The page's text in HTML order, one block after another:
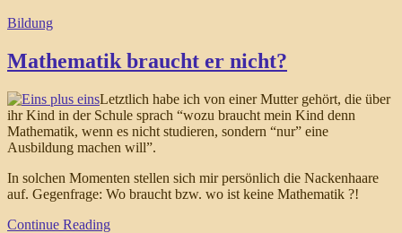
Bildung
Mathematik braucht er nicht?
Letztlich habe ich von einer Mutter gehört, die über
ihr Kind in der Schule sprach “wozu braucht mein Kind denn
Mathematik, wenn es nicht studieren, sondern “nur” eine
Ausbildung machen will”.
In solchen Momenten stellen sich mir persönlich die Nackenhaare
auf. Gegenfrage: Wo braucht bzw. wo ist keine Mathematik ?!
Continue Reading